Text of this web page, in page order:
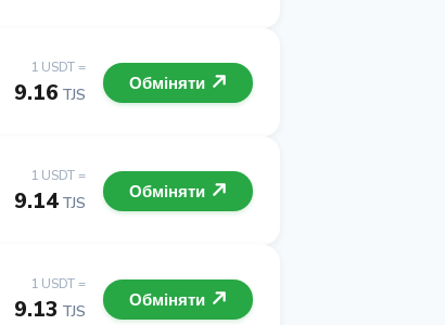
1 USDT =
9.16 TJS
Обміняти
1 USDT =
9.14 TJS
Обміняти
1 USDT =
9.13 TJS
Обміняти